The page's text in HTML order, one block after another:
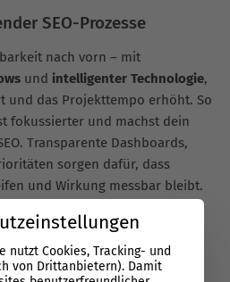
SEO-Prozesse
nach vorn – mit
und intelligenter Technologie,
und das Projekttempo erhöht. So
fokussierter und machst dein
Transparente Dashboards,
sorgen dafür, dass
und Wirkung messbar bleibt.
mehr Automation
sauberer Daten
alle Teams hinweg
nutzt Cookies, Tracking- und
von Drittanbietern). Damit